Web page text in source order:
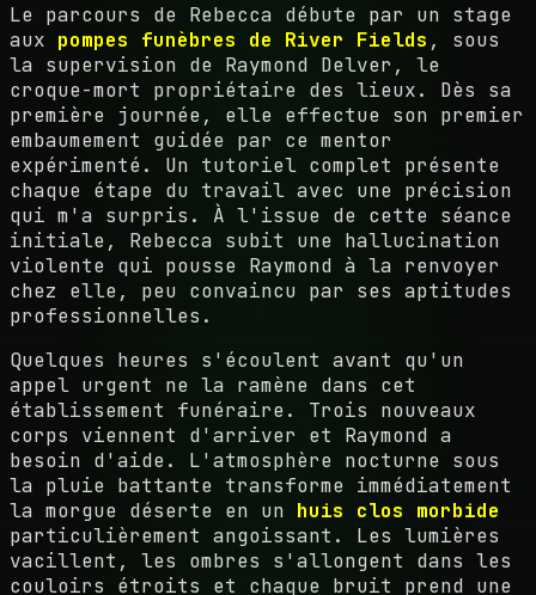
Le parcours de Rebecca débute par un stage
aux pompes funèbres de River Fields , sous
la supervision de Raymond Delver, le
croque-mort propriétaire des lieux. Dès sa
première journée, elle effectue son premier
embaumement guidée par ce mentor
expérimenté. Un tutoriel complet présente
chaque étape du travail avec une précision
qui m'a surpris. À l'issue de cette séance
initiale, Rebecca subit une hallucination
violente qui pousse Raymond à la renvoyer
chez elle, peu convaincu par ses aptitudes
professionnelles.
Quelques heures s'écoulent avant qu'un
appel urgent ne la ramène dans cet
établissement funéraire. Trois nouveaux
corps viennent d'arriver et Raymond a
besoin d'aide. L'atmosphère nocturne sous
la pluie battante transforme immédiatement
la morgue déserte en un huis clos morbide
particulièrement angoissant. Les lumières
vacillent, les ombres s'allongent dans les
couloirs étroits et chaque bruit prend une